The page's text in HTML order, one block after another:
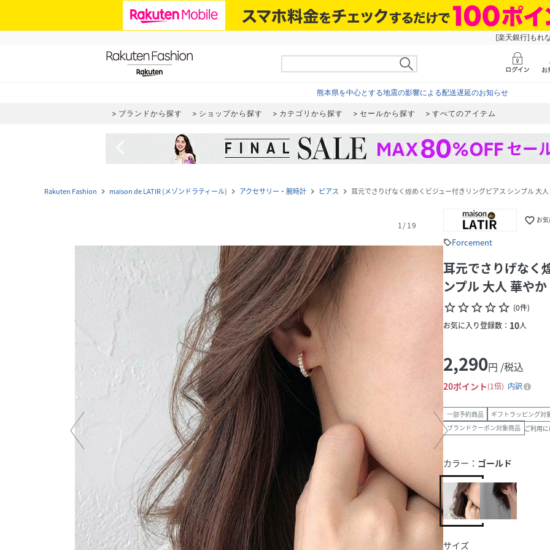
[楽天銀行]もれ
熊本県を中心とする地震の影響による配送遅延のお知らせ
ブランドから探す ショップから探す カテゴリから探す セールから探す すべてのアイテム
Rakuten Fashion navigate_next maison de LATIR (メゾンドラティール) navigate_next アクセサリー・腕時計 navigate_next ピアス navigate_next 耳元でさりげなく煌めくビジュー付きリングピアス シンプル 大
1/19 favorite_border お
sellForcement
耳元でさりげなく
ンプル 大人 華やか
star_borderstar_borderstar_borderstar_borderstar_border (0件)
お気に入り登録数： 10人
2,290円 /税込
20ポイント 1倍 内訳
一部予約商品
ギフトラッピング対
ブランドクーポン対象商品 ご利用に
カラー： ゴールド
サイズ